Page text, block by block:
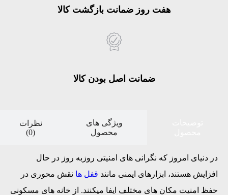
هفت روز ضمانت بازگشت کالا
ضمانت اصل بودن کالا
ویژگی های
محصول
نظرات
(0)
در دنیای امروز که نگرانی‌ های امنیتی روزبه‌ روز در حال
افزایش هستند، ابزارهای ایمنی مانند قفل‌ ها نقش محوری در
حفظ امنیت مکان‌ های مختلف ایفا میکنند. از خانه‌ های مسکونی